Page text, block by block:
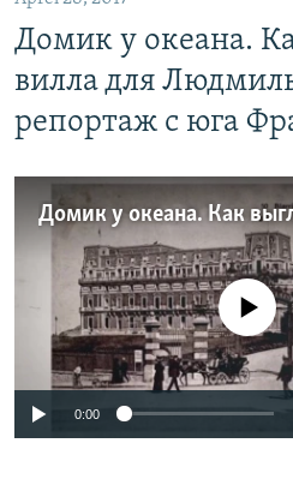
Домик у океана.
вилла для
репортаж с юга
No media source
0:00